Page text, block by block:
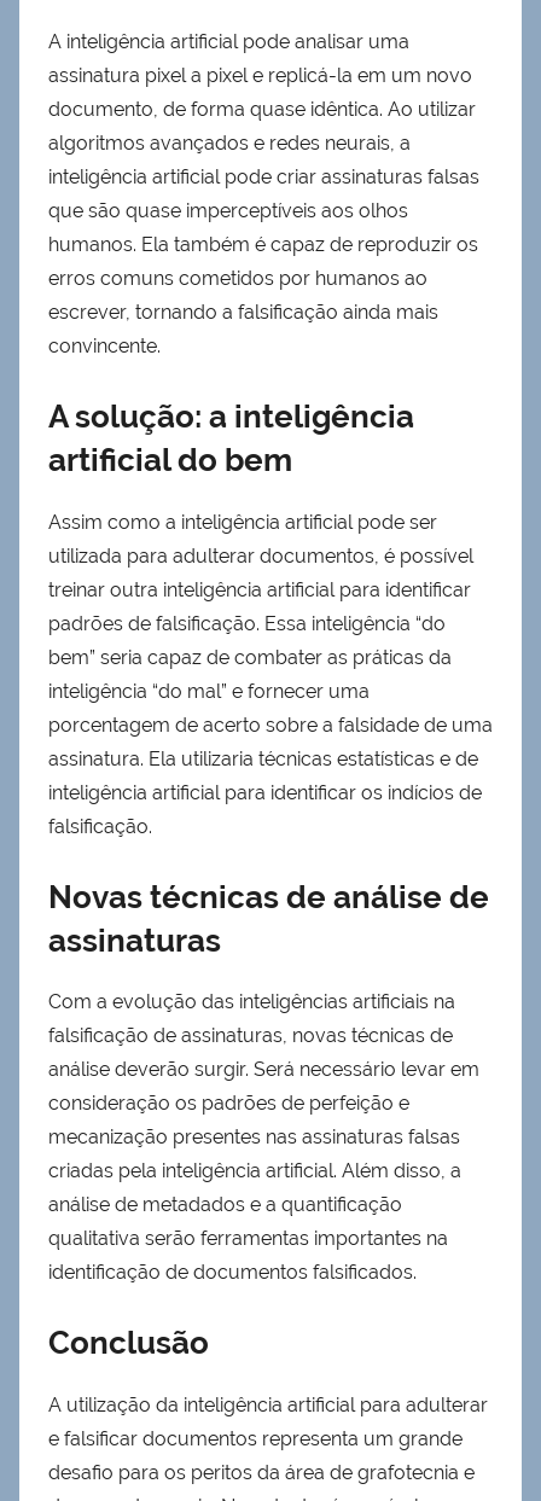
A inteligência artificial pode analisar uma
assinatura pixel a pixel e replicá-la em um novo
documento, de forma quase idêntica. Ao utilizar
algoritmos avançados e redes neurais, a
inteligência artificial pode criar assinaturas falsas
que são quase imperceptíveis aos olhos
humanos. Ela também é capaz de reproduzir os
erros comuns cometidos por humanos ao
escrever, tornando a falsificação ainda mais
convincente.
A solução: a inteligência
artificial do bem
Assim como a inteligência artificial pode ser
utilizada para adulterar documentos, é possível
treinar outra inteligência artificial para identificar
padrões de falsificação. Essa inteligência “do
bem” seria capaz de combater as práticas da
inteligência “do mal” e fornecer uma
porcentagem de acerto sobre a falsidade de uma
assinatura. Ela utilizaria técnicas estatísticas e de
inteligência artificial para identificar os indícios de
falsificação.
Novas técnicas de análise de
assinaturas
Com a evolução das inteligências artificiais na
falsificação de assinaturas, novas técnicas de
análise deverão surgir. Será necessário levar em
consideração os padrões de perfeição e
mecanização presentes nas assinaturas falsas
criadas pela inteligência artificial. Além disso, a
análise de metadados e a quantificação
qualitativa serão ferramentas importantes na
identificação de documentos falsificados.
Conclusão
A utilização da inteligência artificial para adulterar
e falsificar documentos representa um grande
desafio para os peritos da área de grafotecnia e